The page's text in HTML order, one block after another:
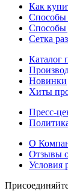
Как
Способы
Способы
Сетка
Каталог
Новинки
Хиты
Пресс-
О
Отзывы
Условия